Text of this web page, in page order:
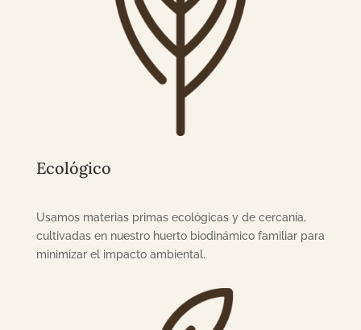
Ecológico
Usamos materias primas ecológicas y de cercanía,
cultivadas en nuestro huerto biodinámico familiar para
minimizar el impacto ambiental.